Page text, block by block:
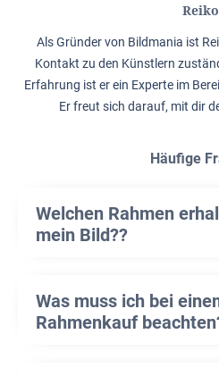
Reiko
Als Gründer von Bildmania ist
Kontakt zu den Künstlern
Erfahrung ist er ein Experte im
Er freut sich darauf, mit dir
Häufige
Welchen Rahmen
mein Bild??
Was muss ich bei
Rahmenkauf